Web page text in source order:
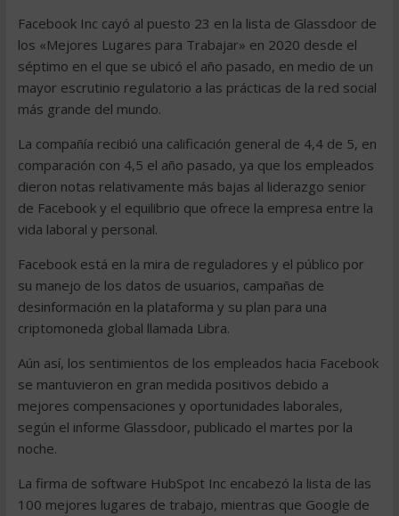
Facebook Inc cayó al puesto 23 en la lista de Glassdoor de
los «Mejores Lugares para Trabajar» en 2020 desde el
séptimo en el que se ubicó el año pasado, en medio de un
mayor escrutinio regulatorio a las prácticas de la red social
más grande del mundo.
La compañía recibió una calificación general de 4,4 de 5, en
comparación con 4,5 el año pasado, ya que los empleados
dieron notas relativamente más bajas al liderazgo senior
de Facebook y el equilibrio que ofrece la empresa entre la
vida laboral y personal.
Facebook está en la mira de reguladores y el público por
su manejo de los datos de usuarios, campañas de
desinformación en la plataforma y su plan para una
criptomoneda global llamada Libra.
Aún así, los sentimientos de los empleados hacia Facebook
se mantuvieron en gran medida positivos debido a
mejores compensaciones y oportunidades laborales,
según el informe Glassdoor, publicado el martes por la
noche.
La firma de software HubSpot Inc encabezó la lista de las
100 mejores lugares de trabajo, mientras que Google de